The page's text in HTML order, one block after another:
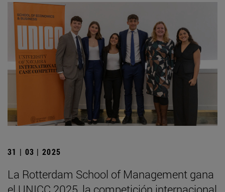
31 | 03 | 2025
La Rotterdam School of Management gana